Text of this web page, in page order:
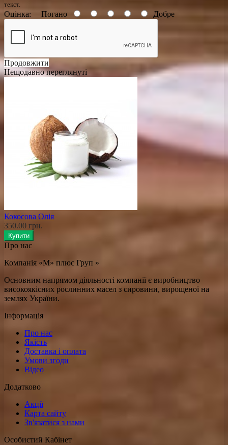
текст.
Оцінка: Погано Добре
Продовжити
Нещодавно переглянуті
Кокосова Олія
350.00 грн.
Купити
Про нас
Компанія «М» плюс Груп »
Основним напрямом діяльності компанії є виробництво
високоякісних рослинних масел з сировини, вирощеної на
землях України.
Інформація
Про нас
Якість
Доставка і оплата
Умови згоди
Відео
Додатково
Акції
Карта сайту
Зв'язатися з нами
Особистий Кабінет